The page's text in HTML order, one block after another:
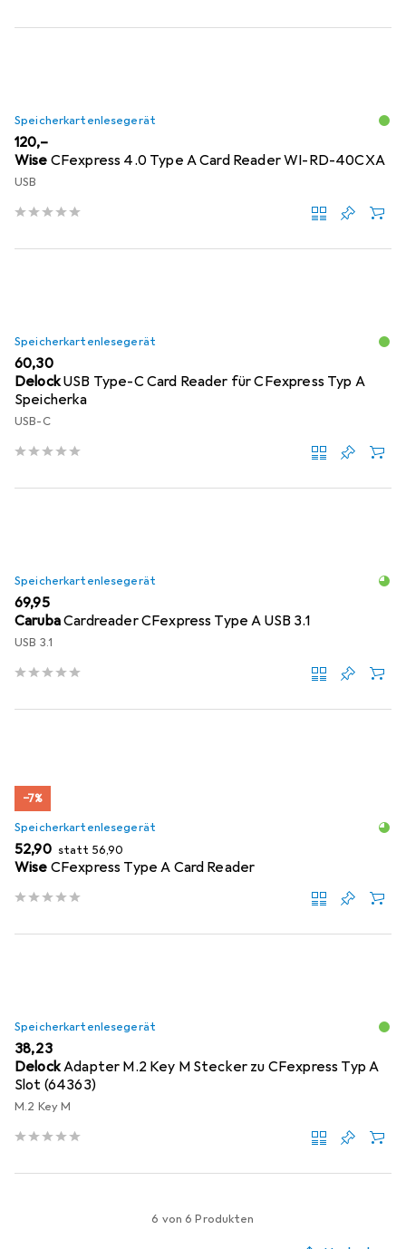
Speicherkartenlesegerät
EUR
120,–
Wise CFexpress 4.0 Type A Card Reader WI-RD-40CXA
USB
Speicherkartenlesegerät
EUR
60,30
DelockUSB Type-C Card Reader für CFexpress Typ A
Speicherka
USB-C
Speicherkartenlesegerät
EUR
69,95
CarubaCardreader CFexpress Type A USB 3.1
USB 3.1
−7%
Speicherkartenlesegerät
EUR
52,90 statt EUR
56,90
Wise CFexpress Type A Card Reader
Speicherkartenlesegerät
EUR
38,23
DelockAdapter M.2 Key M Stecker zu CFexpress Typ A
Slot (64363)
M.2 Key M
6 von 6 Produkten